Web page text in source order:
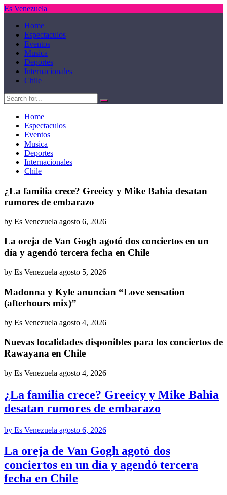
Es Venezuela
Home
Espectaculos
Eventos
Musica
Deportes
Internacionales
Chile
Home
Espectaculos
Eventos
Musica
Deportes
Internacionales
Chile
¿La familia crece? Greeicy y Mike Bahia desatan
rumores de embarazo
by Es Venezuela agosto 6, 2026
La oreja de Van Gogh agotó dos conciertos en un
día y agendó tercera fecha en Chile
by Es Venezuela agosto 5, 2026
Madonna y Kyle anuncian “Love sensation
(afterhours mix)”
by Es Venezuela agosto 4, 2026
Nuevas localidades disponibles para los conciertos de
Rawayana en Chile
by Es Venezuela agosto 4, 2026
¿La familia crece? Greeicy y Mike Bahia
desatan rumores de embarazo
by Es Venezuela agosto 6, 2026
La oreja de Van Gogh agotó dos
conciertos en un día y agendó tercera
fecha en Chile